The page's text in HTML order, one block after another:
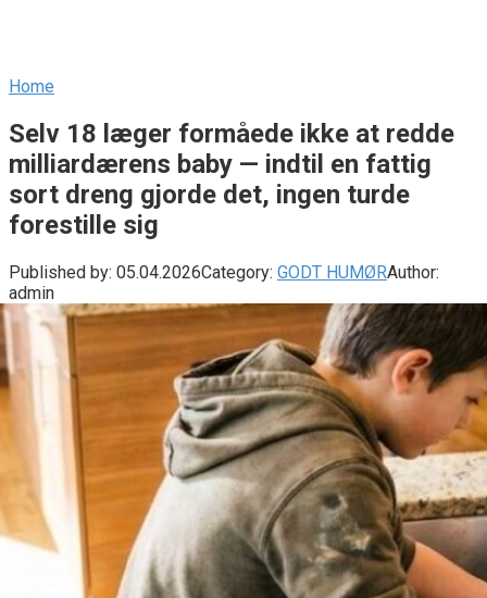
Home
Selv 18 læger formåede ikke at redde
milliardærens baby — indtil en fattig
sort dreng gjorde det, ingen turde
forestille sig
Published by: 05.04.2026Category: GODT HUMØRAuthor:
admin